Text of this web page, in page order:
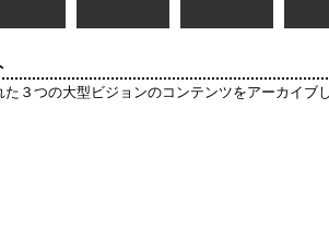
３つの大型ビジョンのコンテンツをアーカイブ